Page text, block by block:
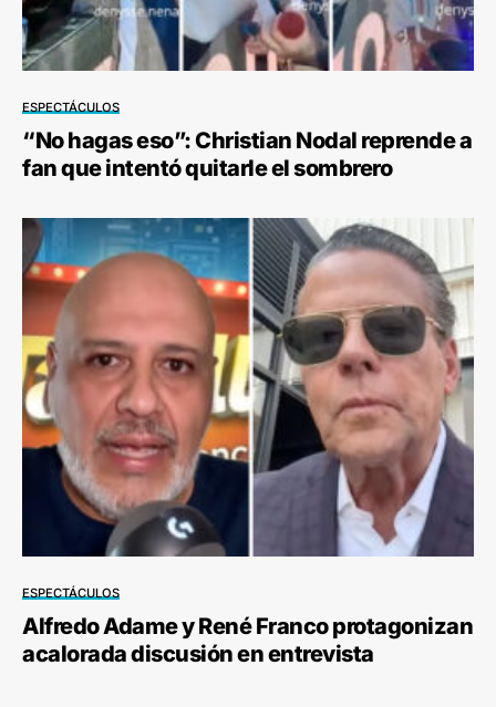
ESPECTÁCULOS
“No hagas eso”: Christian Nodal reprende a
fan que intentó quitarle el sombrero
ESPECTÁCULOS
Alfredo Adame y René Franco protagonizan
acalorada discusión en entrevista